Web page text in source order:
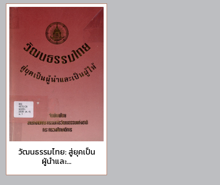
วัฒนธรรมไทย: สู่ยุคเป็น
ผู้นำและ...